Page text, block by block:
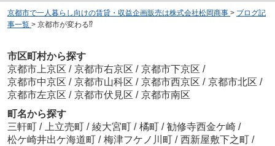
京都市で一人暮らし向けの賃貸・収益企画販売は株式会社松岡商事 > ブログ記
事一覧 > 京都市が変わる⁉︎
市区町村から探す
京都市上京区 / 京都市右京区 / 京都市下京区 /
京都市中京区 / 京都市山科区 / 京都市西京区 / 京都市北区 /
京都市左京区 / 京都市伏見区 / 京都市南区
町名から探す
三軒町 / 上立売町 / 綾大宮町 / 橘町 / 勧修寺西金ケ崎 /
松ケ崎井出ケ海道町 / 梅津フケノ川町 / 西新屋敷下之町 /